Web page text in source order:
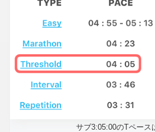
サブ3:05:00のTペース